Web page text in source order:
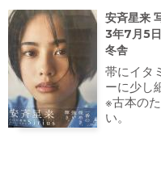
安斉星来
3年7月5
冬舎
帯にイタ
ーに少し
※古本の
い。